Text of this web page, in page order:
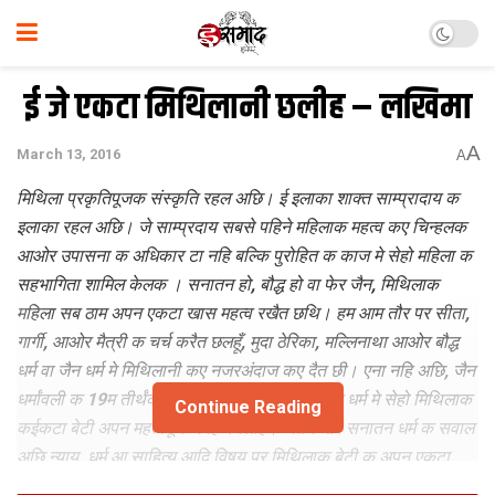
ई जे एकटा मिथि‍लानी छलीह – लखि‍मा
March 13, 2016 AA
मिथि‍ला प्रकृतिपूजक संस्कृति रहल अछि। ई इलाका शाक्त साम्प्रादाय क
इलाका रहल अछि। जे साम्प्रदाय सबसे पहिने महिलाक महत्व कए चिन्हलक
आओर उपासना क अधिकार टा नहि बल्कि‍ पुरोहित क काज मे सेहो महिला क
सहभागिता शामिल केलक । सनातन हो, बौद्ध हो वा फेर जैन, मिथि‍लाक
महिला सब ठाम अपन एकटा खास महत्व रखैत छथि। हम आम तौर पर सीता,
गार्गी, आओर मैत्री क चर्च करैत छलहूँ, मुदा ठेरिका, मल्लि‍नाथा आओर बौद्ध
धर्म वा जैन धर्म मे मिथि‍लानी कए नजरअंदाज कए दैत छी। एना नहि अछि, जैन
धर्मांवली क 19म तीर्थंकर मिथि‍ला क बेटी छलीह। बौद्ध धर्म मे सेहो मिथि‍लाक
कईकटा बेटी अपन महत्वपूर्ण जगह बनेलीह। जतय धरि सनातन धर्म क सवाल
अछि न्याय, धर्म आ साहित्‍य आदि विषय पर मिथि‍लाक बेटी क अपन एकटा
Continue Reading